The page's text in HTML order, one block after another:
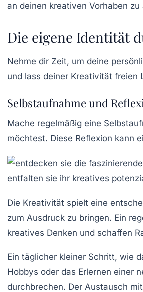
an deinen kreativen Vorhaben
Die eigene Identität
Nehme dir Zeit, um deine
und lass deiner Kreativität freien
Selbstaufnahme und
Mache regelmäßig eine
möchtest. Diese Reflexion kann
Die Kreativität spielt eine
zum Ausdruck zu bringen. Ein
kreatives Denken und schaffen
Ein täglicher kleiner Schritt, wie
Hobbys oder das Erlernen einer
durchbrechen. Der Austausch